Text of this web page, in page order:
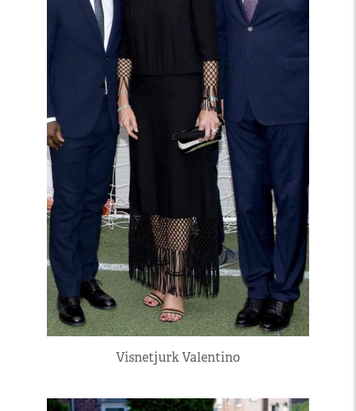
Visnetjurk Valentino